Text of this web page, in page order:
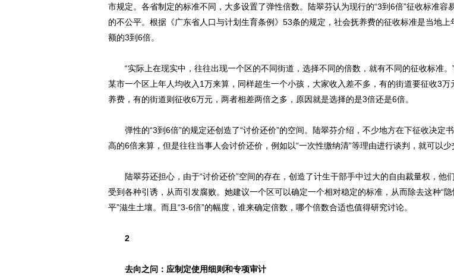
市规定。各省制定的标准不同，大多设置了弹性倍数。陆翠芬认为现行的“3到6倍”征收标准容
的不公平。根据《广东省人口与计划生育条例》53条的规定，社会抚养费的征收标准是当地上
额的3到6倍。
“实际上在现实中，往往出现一个区的不同街道，选择不同的倍数，就有不同的征收标准。”
某市一个区上年人均收入1万来算，同样超生一个小孩，大家收入差不多，有的街道要征收3万
养费，有的街道则征收6万元，两者相差两倍之多，原因就是选择的是3倍还是6倍。
弹性的“3到6倍”的规定还创造了“讨价还价”的空间。陆翠芬介绍，不少地方在下征收决定
高的6倍来算，但是往往当事人会讨价还价，例如以“一次性缴纳清”等理由进行谈判，就可以少
陆翠芬还担心，由于“讨价还价”空间的存在，创造了计生干部手中过大的自由裁量权，他
受到各种引诱，从而引发腐败。她建议一个区可以确定一个相对稳定的标准，从而除去这种“
平”滋生土壤。而且“3-6倍”的幅度，谁来确定倍数，哪个倍数合适也值得研究讨论。
2
去向之问：应制定使用细则和专项审计